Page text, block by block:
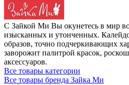
С Зайкой Ми Вы окунетесь в мир
изысканных и утонченных.
образов, точно подчеркивающих
заворожит палитрой красок,
аксессуаров.
Все товары категории
Все товары бренда Зайка Ми